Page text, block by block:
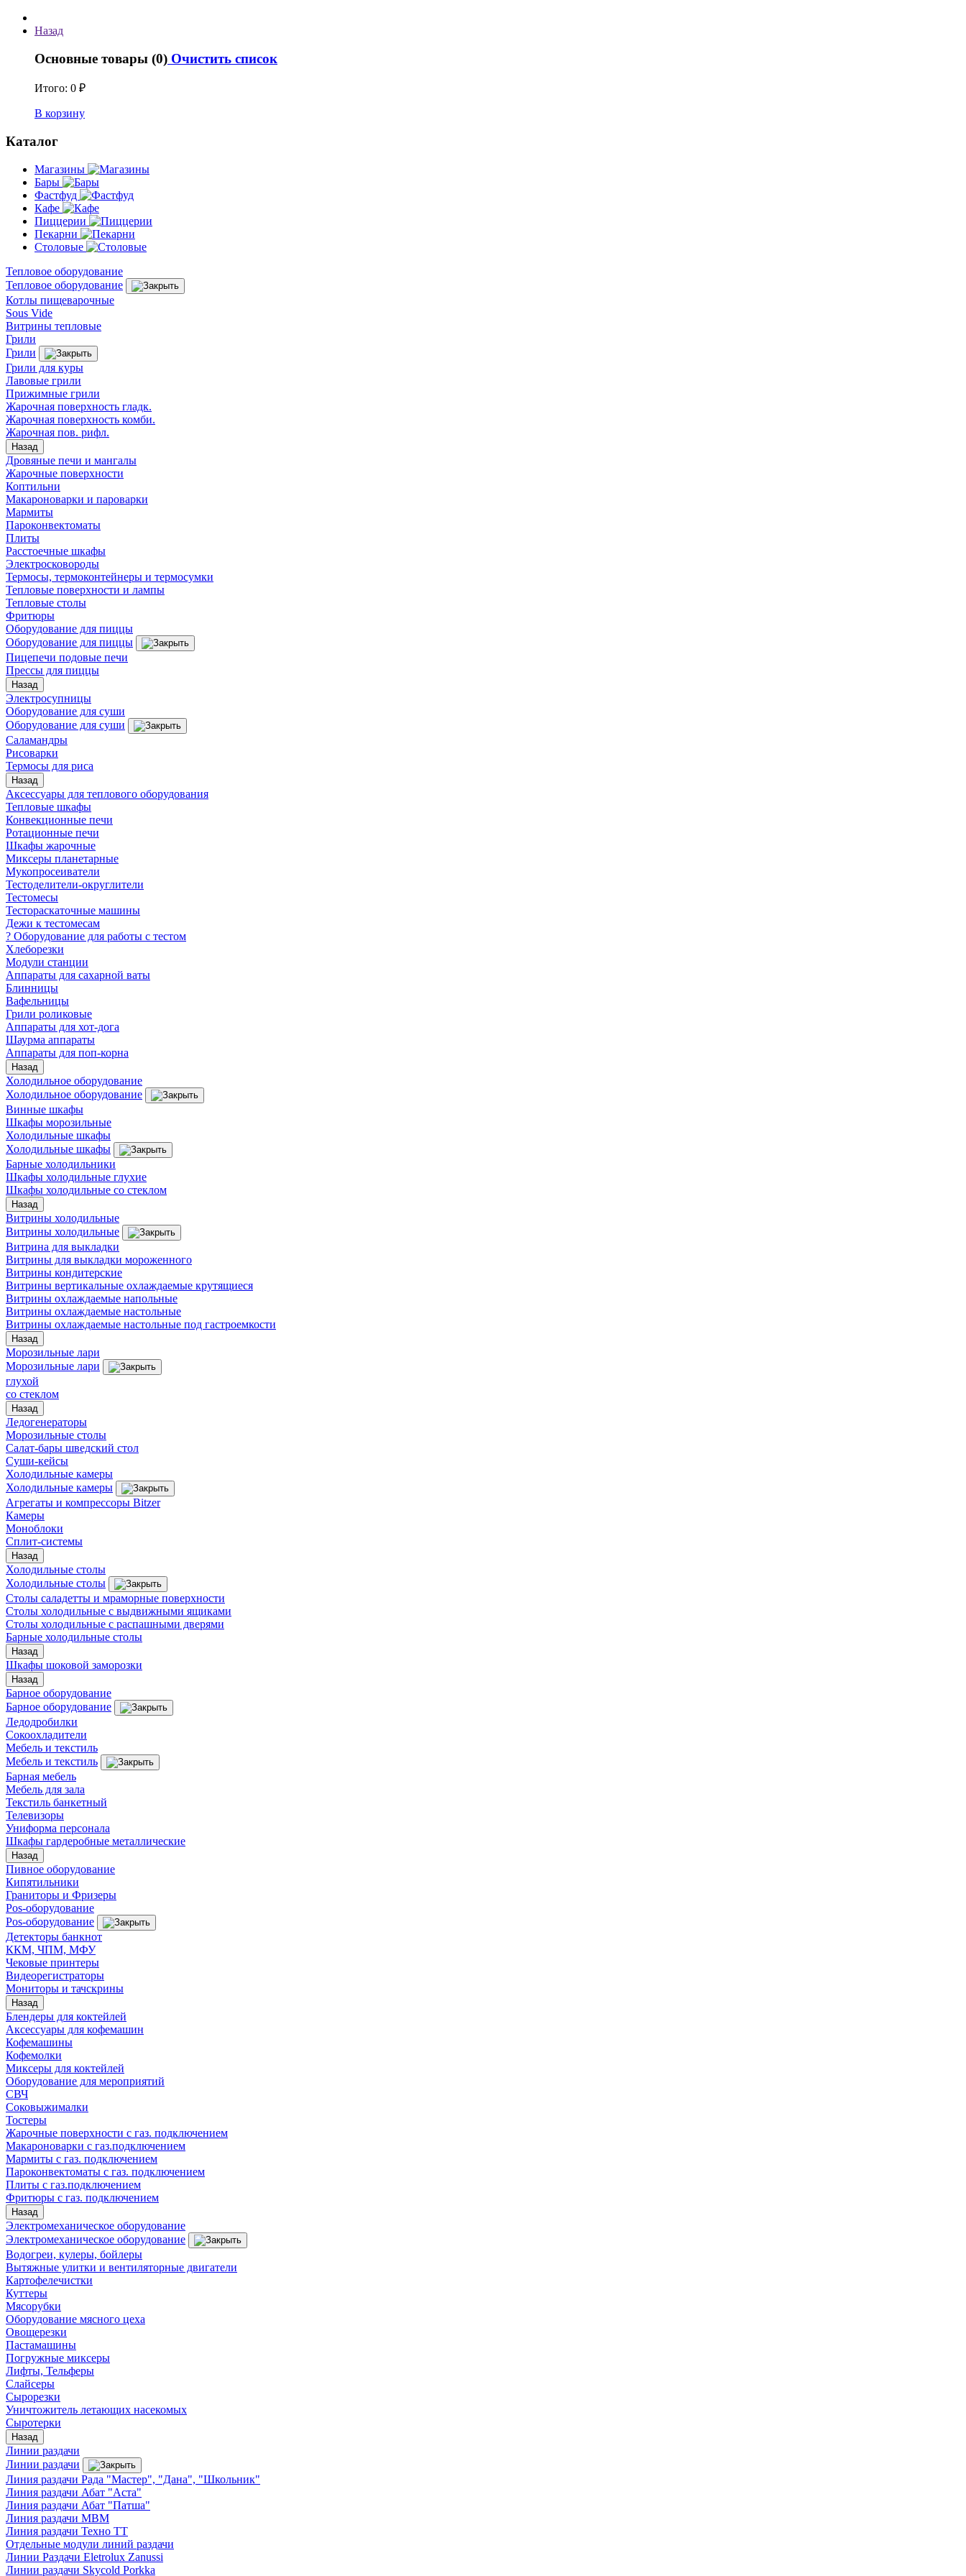
Назад
Основные товары (0) Очистить список
Итого: 0 ₽
В корзину
Каталог
Магазины
Бары
Фастфуд
Кафе
Пиццерии
Пекарни
Столовые
Тепловое оборудование
Тепловое оборудование
Котлы пищеварочные
Sous Vide
Витрины тепловые
Грили
Грили
Грили для куры
Лавовые грили
Прижимные грили
Жарочная поверхность гладк.
Жарочная поверхность комби.
Жарочная пов. рифл.
Назад
Дровяные печи и мангалы
Жарочные поверхности
Коптильни
Макароноварки и пароварки
Мармиты
Пароконвектоматы
Плиты
Расстоечные шкафы
Электросковороды
Термосы, термоконтейнеры и термосумки
Тепловые поверхности и лампы
Тепловые столы
Фритюры
Оборудование для пиццы
Оборудование для пиццы
Пицепечи подовые печи
Прессы для пиццы
Назад
Электросупницы
Оборудование для суши
Оборудование для суши
Саламандры
Рисоварки
Термосы для риса
Назад
Аксессуары для теплового оборудования
Тепловые шкафы
Конвекционные печи
Ротационные печи
Шкафы жарочные
Миксеры планетарные
Мукопросеиватели
Тестоделители-округлители
Тестомесы
Тестораскаточные машины
Дежи к тестомесам
? Оборудование для работы с тестом
Хлеборезки
Модули станции
Аппараты для сахарной ваты
Блинницы
Вафельницы
Грили роликовые
Аппараты для хот-дога
Шаурма аппараты
Аппараты для поп-корна
Назад
Холодильное оборудование
Холодильное оборудование
Винные шкафы
Шкафы морозильные
Холодильные шкафы
Холодильные шкафы
Барные холодильники
Шкафы холодильные глухие
Шкафы холодильные со стеклом
Назад
Витрины холодильные
Витрины холодильные
Витрина для выкладки
Витрины для выкладки мороженного
Витрины кондитерские
Витрины вертикальные охлаждаемые крутящиеся
Витрины охлаждаемые напольные
Витрины охлаждаемые настольные
Витрины охлаждаемые настольные под гастроемкости
Назад
Морозильные лари
Морозильные лари
глухой
со стеклом
Назад
Ледогенераторы
Морозильные столы
Салат-бары шведский стол
Суши-кейсы
Холодильные камеры
Холодильные камеры
Агрегаты и компрессоры Bitzer
Камеры
Моноблоки
Сплит-системы
Назад
Холодильные столы
Холодильные столы
Столы саладетты и мраморные поверхности
Столы холодильные с выдвижными ящиками
Столы холодильные с распашными дверями
Барные холодильные столы
Назад
Шкафы шоковой заморозки
Назад
Барное оборудование
Барное оборудование
Ледодробилки
Сокоохладители
Мебель и текстиль
Мебель и текстиль
Барная мебель
Мебель для зала
Текстиль банкетный
Телевизоры
Униформа персонала
Шкафы гардеробные металлические
Назад
Пивное оборудование
Кипятильники
Граниторы и Фризеры
Pos-оборудование
Pos-оборудование
Детекторы банкнот
ККМ, ЧПМ, МФУ
Чековые принтеры
Видеорегистраторы
Мониторы и тачскрины
Назад
Блендеры для коктейлей
Аксессуары для кофемашин
Кофемашины
Кофемолки
Миксеры для коктейлей
Оборудование для мероприятий
СВЧ
Соковыжималки
Тостеры
Жарочные поверхности с газ. подключением
Макароноварки с газ.подключением
Мармиты с газ. подключением
Пароконвектоматы с газ. подключением
Плиты с газ.подключением
Фритюры с газ. подключением
Назад
Электромеханическое оборудование
Электромеханическое оборудование
Водогреи, кулеры, бойлеры
Вытяжные улитки и вентиляторные двигатели
Картофелечистки
Куттеры
Мясорубки
Оборудование мясного цеха
Овощерезки
Пастамашины
Погружные миксеры
Лифты, Тельферы
Слайсеры
Сырорезки
Уничтожитель летающих насекомых
Сыротерки
Назад
Линии раздачи
Линии раздачи
Линия раздачи Рада "Мастер", "Дана", "Школьник"
Линия раздачи Абат "Аста"
Линия раздачи Абат "Патша"
Линия раздачи МВМ
Линия раздачи Техно ТТ
Отдельные модули линий раздачи
Линии Раздачи Eletrolux Zanussi
Линии раздачи Skycold Porkka